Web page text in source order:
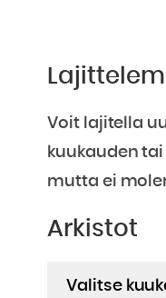
Voit lajitella
kuukauden
mutta ei
Arkistot